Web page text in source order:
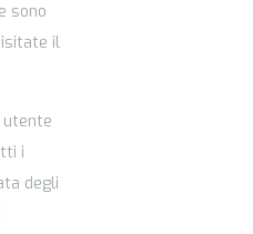
sono
il
utente
i
degli